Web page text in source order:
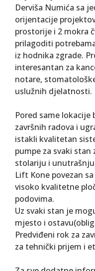
Derviša Numića sa
orijentacije
prostorije i 2 mokra
prilagoditi
iz hodnika zgrade.
interesantan za
notare,
uslužnih djelatnosti.
Pored same
završnih radova i
istakli kvalitetan
pumpe za svaki
stolariju i
Lift Kone povezan
visoko kvalitetne
podovima.
Uz svaki stan je
mjesto i
Predviđeni rok za
za tehnički prijem i